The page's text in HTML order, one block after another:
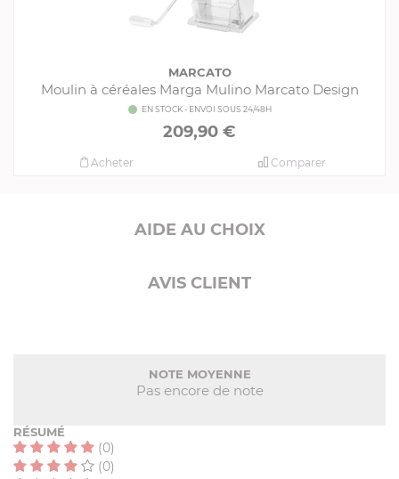
MARCATO
Moulin à céréales Marga Mulino Marcato Design
EN STOCK - ENVOI SOUS 24/48H
209,90 €
Comparer
Acheter
AIDE AU CHOIX
AVIS CLIENT
NOTE MOYENNE
Pas encore de note
RÉSUMÉ
(0)
(0)